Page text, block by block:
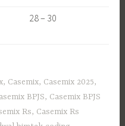
28 – 30
, Casemix, Casemix 2025,
BPJS, Casemix BPJS
Rs, Casemix Rs